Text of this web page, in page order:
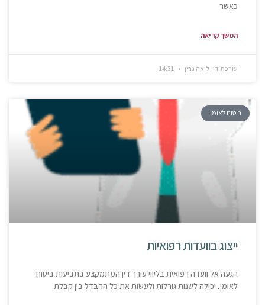
כאשר
המשך קריאה
עורכת דין ליאה גרין
ביטוח לאומי
ייצוג בוועדות רפואיות
הגעה אל וועדה רפואית בליווי עורך דין המתמקצע בתביעות ביטוח
לאומי, יכולה לשנות גורלות ולעשות את כל ההבדל בין קבלת